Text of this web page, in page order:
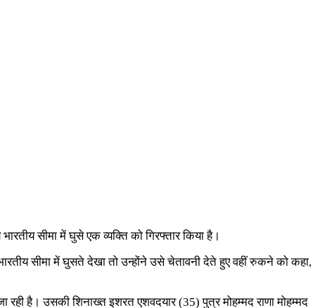
सीमा में घुसे एक व्यक्ति को गिरफ्तार किया है।
सीमा में घुसते देखा तो उन्होंने उसे चेतावनी देते हुए वहीं रुकने को कहा,
है। उसकी शिनाख्त इशरत एशवदयार (35) पुत्र मोहम्मद राणा मोहम्मद